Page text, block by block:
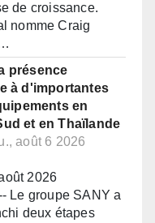
de croissance.
nomme Craig
présence
à d'importantes
en
et en Thaïlande
août 6 2026
2026
Le groupe SANY a
deux étapes